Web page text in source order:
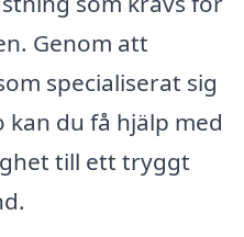
Genom att
specialiserat sig
kan du få hjälp med
till ett tryggt